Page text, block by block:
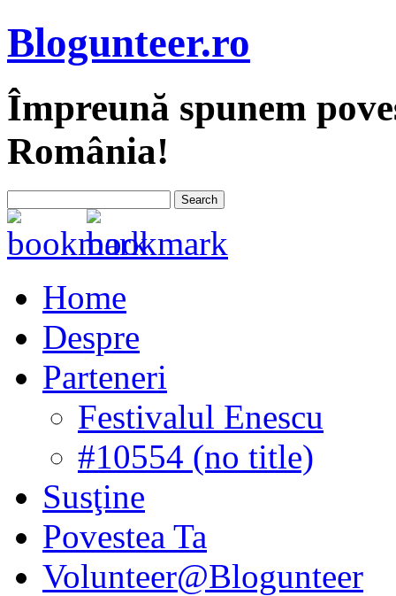
Blogunteer.ro
Împreună spunem
România!
Home
Despre
Parteneri
Festivalul Enescu
#10554 (no title)
Susţine
Povestea Ta
Volunteer@Blogunteer